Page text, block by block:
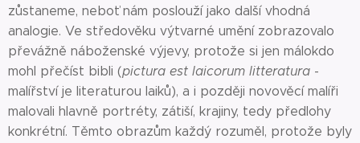
zůstaneme, neboť nám poslouží jako další vhodná
analogie. Ve středověku výtvarné umění zobrazovalo
převážně náboženské výjevy, protože si jen málokdo
mohl přečíst bibli (pictura est laicorum litteratura -
malířství je literaturou laiků), a i později novověcí malíři
malovali hlavně portréty, zátiší, krajiny, tedy předlohy
konkrétní. Těmto obrazům každý rozuměl, protože byly